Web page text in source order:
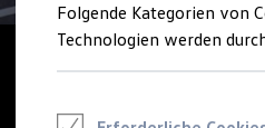
Saisonangebote
Reifenpakete
Leasing
Leasing-
Folgende Kategorien von
Technologien werden